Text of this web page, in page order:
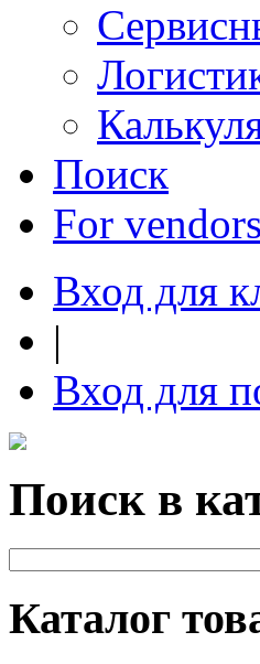
Поиск
For vendors
Вход для
|
Вход для
Поиск в
Каталог